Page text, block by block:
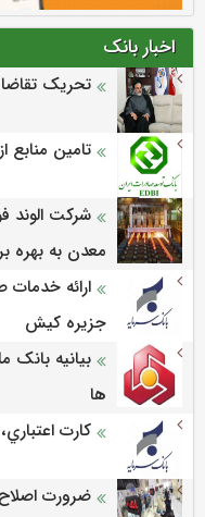
اخبار بانک
تحریک تقاضا
تامین منابع
شرکت الوند
معدن به بهره
ارائه خدمات
جزيره كيش
بیانیه بانک
ها
كارت
ضرورت